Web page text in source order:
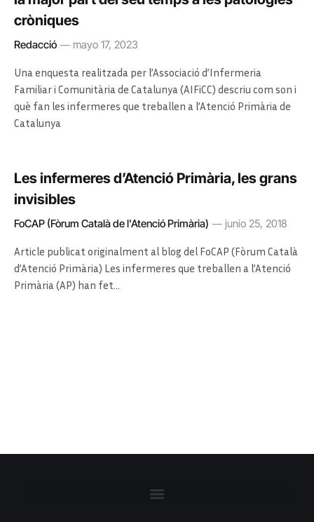
cròniques
Redacció mayo 17, 2023
Una enquesta realitzada per l’Associació d’Infermeria
Familiar i Comunitària de Catalunya (AIFiCC) descriu com son i
què fan les infermeres que treballen a l’Atenció Primària de
Catalunya
Les infermeres d’Atenció Primària, les grans
invisibles
FoCAP (Fòrum Català de l'Atenció Primària) junio 25, 2018
Article publicat originalment al blog del FoCAP (Fòrum Català
d’Atenció Primària) Les infermeres que treballen a l’Atenció
Primària (AP) han fet…